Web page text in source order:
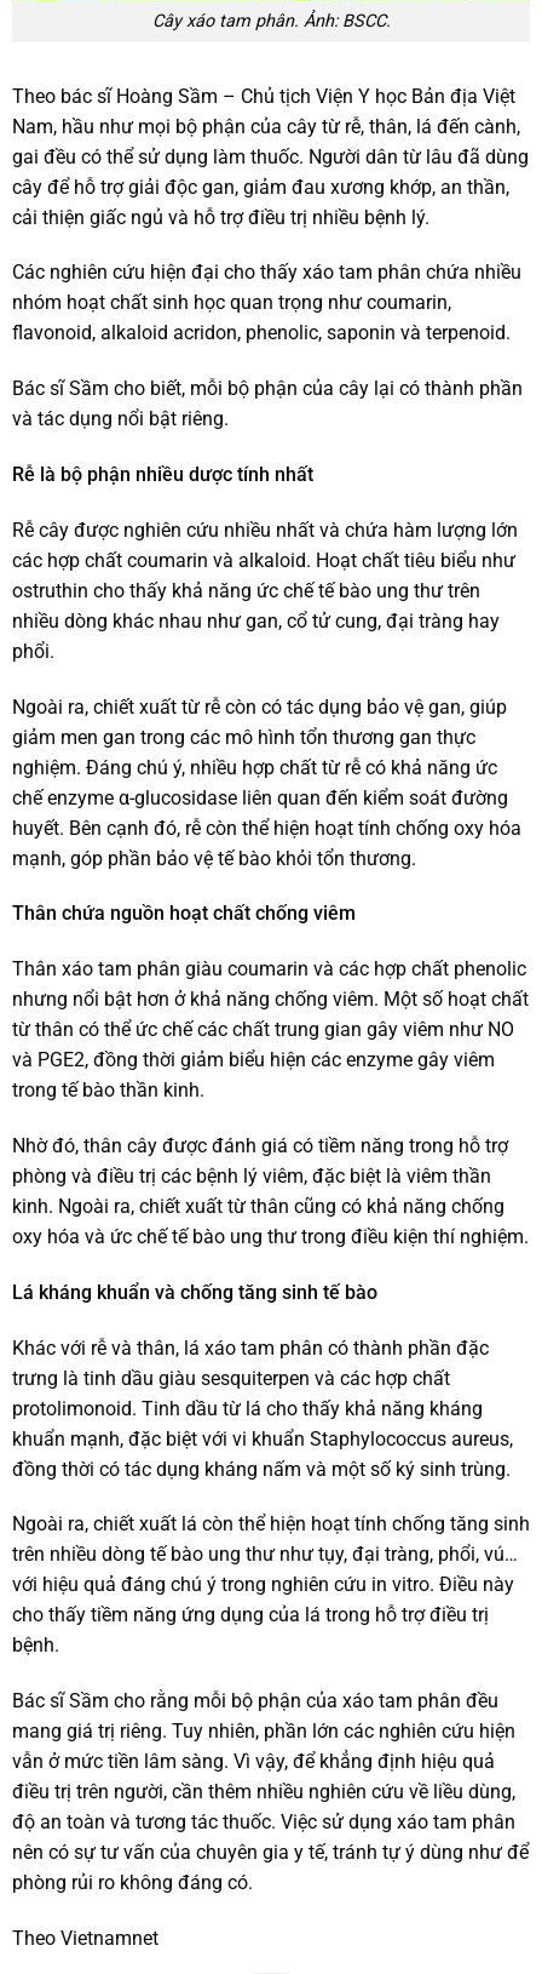
Cây xáo tam phân. Ảnh: BSCC.
Theo bác sĩ Hoàng Sầm – Chủ tịch Viện Y học Bản địa Việt
Nam, hầu như mọi bộ phận của cây từ rễ, thân, lá đến cành,
gai đều có thể sử dụng làm thuốc. Người dân từ lâu đã dùng
cây để hỗ trợ giải độc gan, giảm đau xương khớp, an thần,
cải thiện giấc ngủ và hỗ trợ điều trị nhiều bệnh lý.
Các nghiên cứu hiện đại cho thấy xáo tam phân chứa nhiều
nhóm hoạt chất sinh học quan trọng như coumarin,
flavonoid, alkaloid acridon, phenolic, saponin và terpenoid.
Bác sĩ Sầm cho biết, mỗi bộ phận của cây lại có thành phần
và tác dụng nổi bật riêng.
Rễ là bộ phận nhiều dược tính nhất
Rễ cây được nghiên cứu nhiều nhất và chứa hàm lượng lớn
các hợp chất coumarin và alkaloid. Hoạt chất tiêu biểu như
ostruthin cho thấy khả năng ức chế tế bào ung thư trên
nhiều dòng khác nhau như gan, cổ tử cung, đại tràng hay
phổi.
Ngoài ra, chiết xuất từ rễ còn có tác dụng bảo vệ gan, giúp
giảm men gan trong các mô hình tổn thương gan thực
nghiệm. Đáng chú ý, nhiều hợp chất từ rễ có khả năng ức
chế enzyme α-glucosidase liên quan đến kiểm soát đường
huyết. Bên cạnh đó, rễ còn thể hiện hoạt tính chống oxy hóa
mạnh, góp phần bảo vệ tế bào khỏi tổn thương.
Thân chứa nguồn hoạt chất chống viêm
Thân xáo tam phân giàu coumarin và các hợp chất phenolic
nhưng nổi bật hơn ở khả năng chống viêm. Một số hoạt chất
từ thân có thể ức chế các chất trung gian gây viêm như NO
và PGE2, đồng thời giảm biểu hiện các enzyme gây viêm
trong tế bào thần kinh.
Nhờ đó, thân cây được đánh giá có tiềm năng trong hỗ trợ
phòng và điều trị các bệnh lý viêm, đặc biệt là viêm thần
kinh. Ngoài ra, chiết xuất từ thân cũng có khả năng chống
oxy hóa và ức chế tế bào ung thư trong điều kiện thí nghiệm.
Lá kháng khuẩn và chống tăng sinh tế bào
Khác với rễ và thân, lá xáo tam phân có thành phần đặc
trưng là tinh dầu giàu sesquiterpen và các hợp chất
protolimonoid. Tinh dầu từ lá cho thấy khả năng kháng
khuẩn mạnh, đặc biệt với vi khuẩn Staphylococcus aureus,
đồng thời có tác dụng kháng nấm và một số ký sinh trùng.
Ngoài ra, chiết xuất lá còn thể hiện hoạt tính chống tăng sinh
trên nhiều dòng tế bào ung thư như tụy, đại tràng, phổi, vú…
với hiệu quả đáng chú ý trong nghiên cứu in vitro. Điều này
cho thấy tiềm năng ứng dụng của lá trong hỗ trợ điều trị
bệnh.
Bác sĩ Sầm cho rằng mỗi bộ phận của xáo tam phân đều
mang giá trị riêng. Tuy nhiên, phần lớn các nghiên cứu hiện
vẫn ở mức tiền lâm sàng. Vì vậy, để khẳng định hiệu quả
điều trị trên người, cần thêm nhiều nghiên cứu về liều dùng,
độ an toàn và tương tác thuốc. Việc sử dụng xáo tam phân
nên có sự tư vấn của chuyên gia y tế, tránh tự ý dùng như để
phòng rủi ro không đáng có.
Theo Vietnamnet